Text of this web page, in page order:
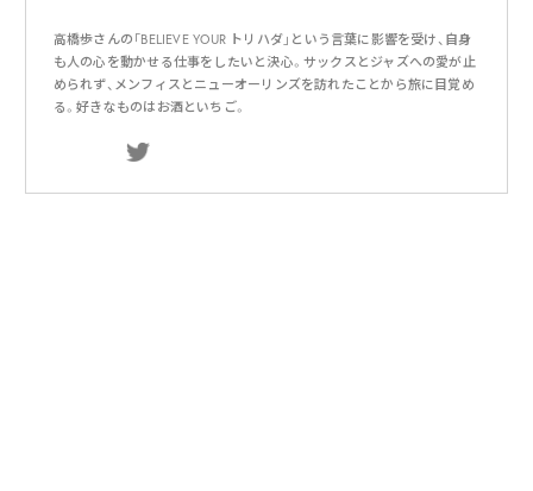
高橋歩さんの「BELIEVE YOUR トリハダ」という言葉に影響を受け、自身
も人の心を動かせる仕事をしたいと決心。サックスとジャズへの愛が止
められず、メンフィスとニューオーリンズを訪れたことから旅に目覚め
る。好きなものはお酒といちご。